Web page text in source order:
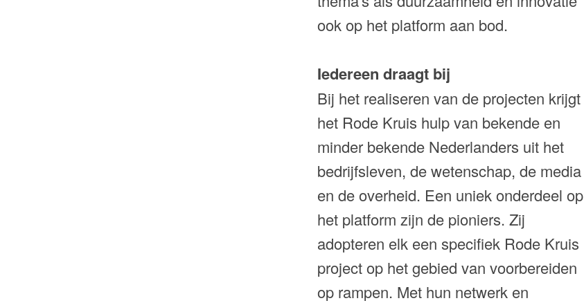
ook op het platform aan bod.
Iedereen draagt bij
Bij het realiseren van de projecten krijgt
het Rode Kruis hulp van bekende en
minder bekende Nederlanders uit het
bedrijfsleven, de wetenschap, de media
en de overheid. Een uniek onderdeel op
het platform zijn de pioniers. Zij
adopteren elk een specifiek Rode Kruis
project op het gebied van voorbereiden
op rampen. Met hun netwerk en